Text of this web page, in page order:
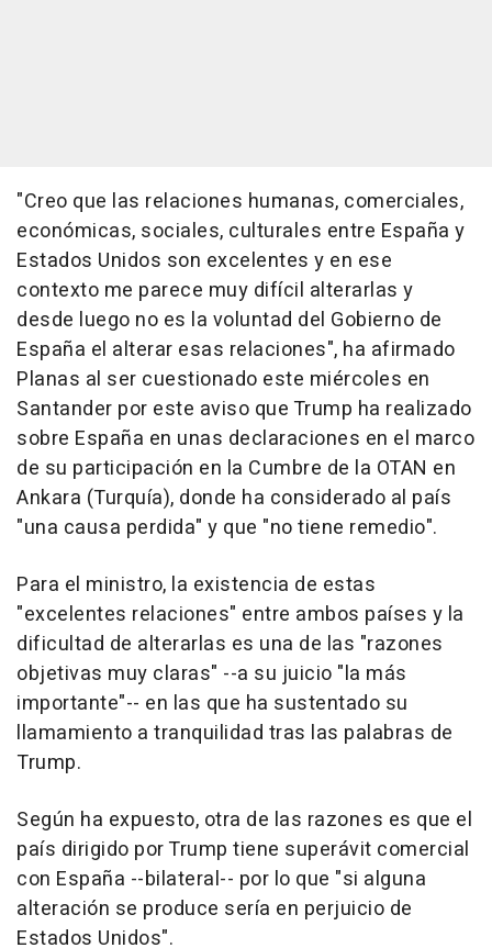
"Creo que las relaciones humanas, comerciales,
económicas, sociales, culturales entre España y
Estados Unidos son excelentes y en ese
contexto me parece muy difícil alterarlas y
desde luego no es la voluntad del Gobierno de
España el alterar esas relaciones", ha afirmado
Planas al ser cuestionado este miércoles en
Santander por este aviso que Trump ha realizado
sobre España en unas declaraciones en el marco
de su participación en la Cumbre de la OTAN en
Ankara (Turquía), donde ha considerado al país
"una causa perdida" y que "no tiene remedio".
Para el ministro, la existencia de estas
"excelentes relaciones" entre ambos países y la
dificultad de alterarlas es una de las "razones
objetivas muy claras" --a su juicio "la más
importante"-- en las que ha sustentado su
llamamiento a tranquilidad tras las palabras de
Trump.
Según ha expuesto, otra de las razones es que el
país dirigido por Trump tiene superávit comercial
con España --bilateral-- por lo que "si alguna
alteración se produce sería en perjuicio de
Estados Unidos".